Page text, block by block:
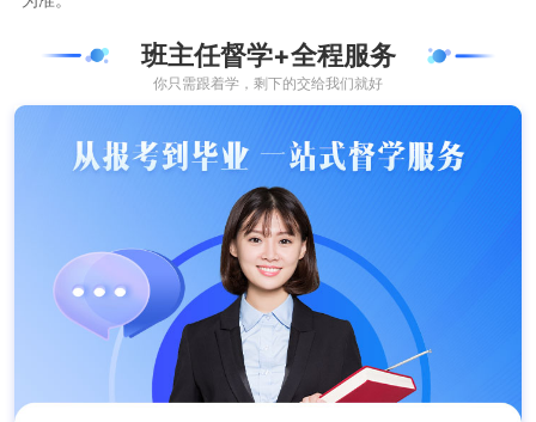
班主任督学+全程服务
你只需跟着学，剩下的交给我们就好